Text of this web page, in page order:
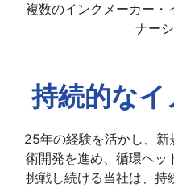
複数のインクメーカー・
ナー
持続的な
25年の経験を活かし、
術開発を進め、循環ヘッ
挑戦し続ける当社は、持